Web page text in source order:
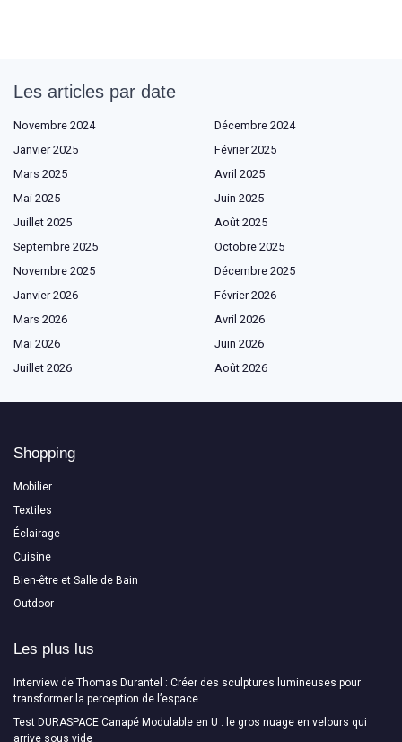
Les articles par date
Novembre 2024
Décembre 2024
Janvier 2025
Février 2025
Mars 2025
Avril 2025
Mai 2025
Juin 2025
Juillet 2025
Août 2025
Septembre 2025
Octobre 2025
Novembre 2025
Décembre 2025
Janvier 2026
Février 2026
Mars 2026
Avril 2026
Mai 2026
Juin 2026
Juillet 2026
Août 2026
Shopping
Mobilier
Textiles
Éclairage
Cuisine
Bien-être et Salle de Bain
Outdoor
Les plus lus
Interview de Thomas Durantel : Créer des sculptures lumineuses pour
transformer la perception de l’espace
Test DURASPACE Canapé Modulable en U : le gros nuage en velours qui
arrive sous vide